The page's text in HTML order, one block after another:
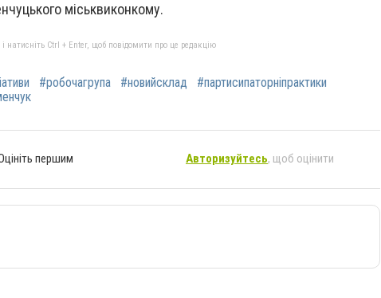
міськвиконкому.
натисніть Ctrl + Enter, щоб повідомити про це редакцію
#робочагрупа #новийсклад
#партисипаторніпрактики
першим Авторизуйтесь, щоб оцінити